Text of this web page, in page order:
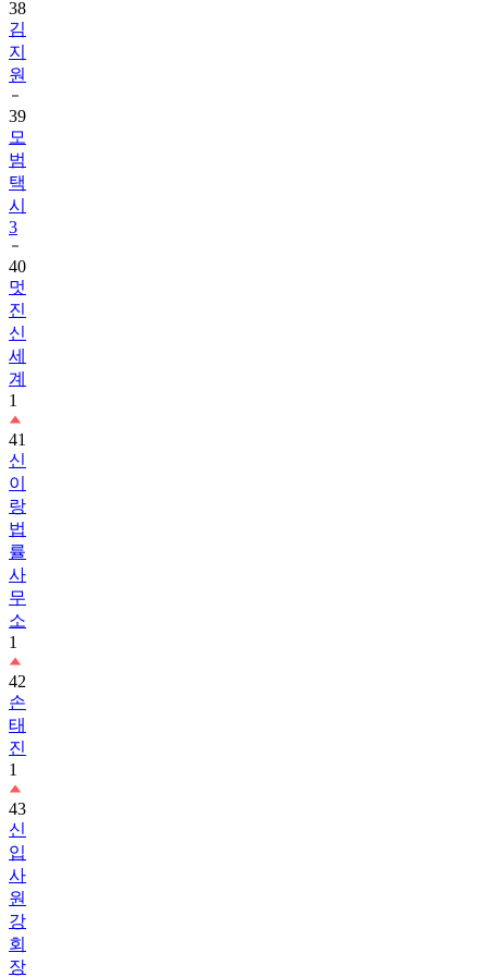
지
원
39
모
범
택
시
3
40
멋
진
신
세
계
1
41
신
이
랑
법
률
사
무
소
1
42
손
태
진
1
43
신
입
사
원
강
회
장
3